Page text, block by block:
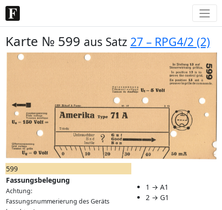
Karte № 599 aus Satz 27 – RPG4/2 (2)
599
Fassungsbelegung
Achtung:
Fassungsnummerierung des Geräts
1 → A1
2 → G1